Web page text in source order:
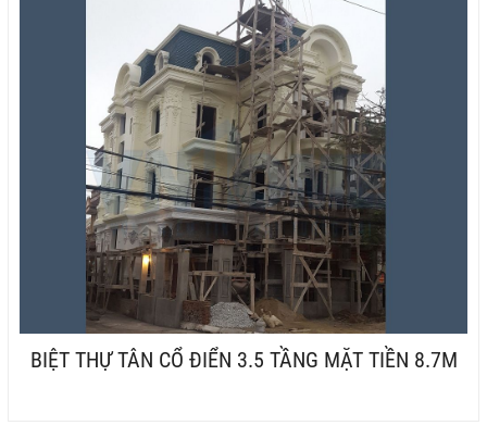
BIỆT THỰ TÂN CỔ ĐIỂN 3.5 TẦNG MẶT TIỀN 8.7M